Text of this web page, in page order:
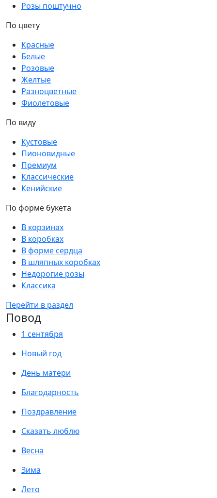
Розы поштучно
По цвету
Красные
Белые
Розовые
Желтые
Разноцветные
Фиолетовые
По виду
Кустовые
Пионовидные
Премиум
Классические
Кенийские
По форме букета
В корзинах
В коробках
В форме сердца
В шляпных коробках
Недорогие розы
Классика
Перейти в раздел
Повод
1 сентября
Новый год
День матери
Благодарность
Поздравление
Сказать люблю
Весна
Зима
Лето